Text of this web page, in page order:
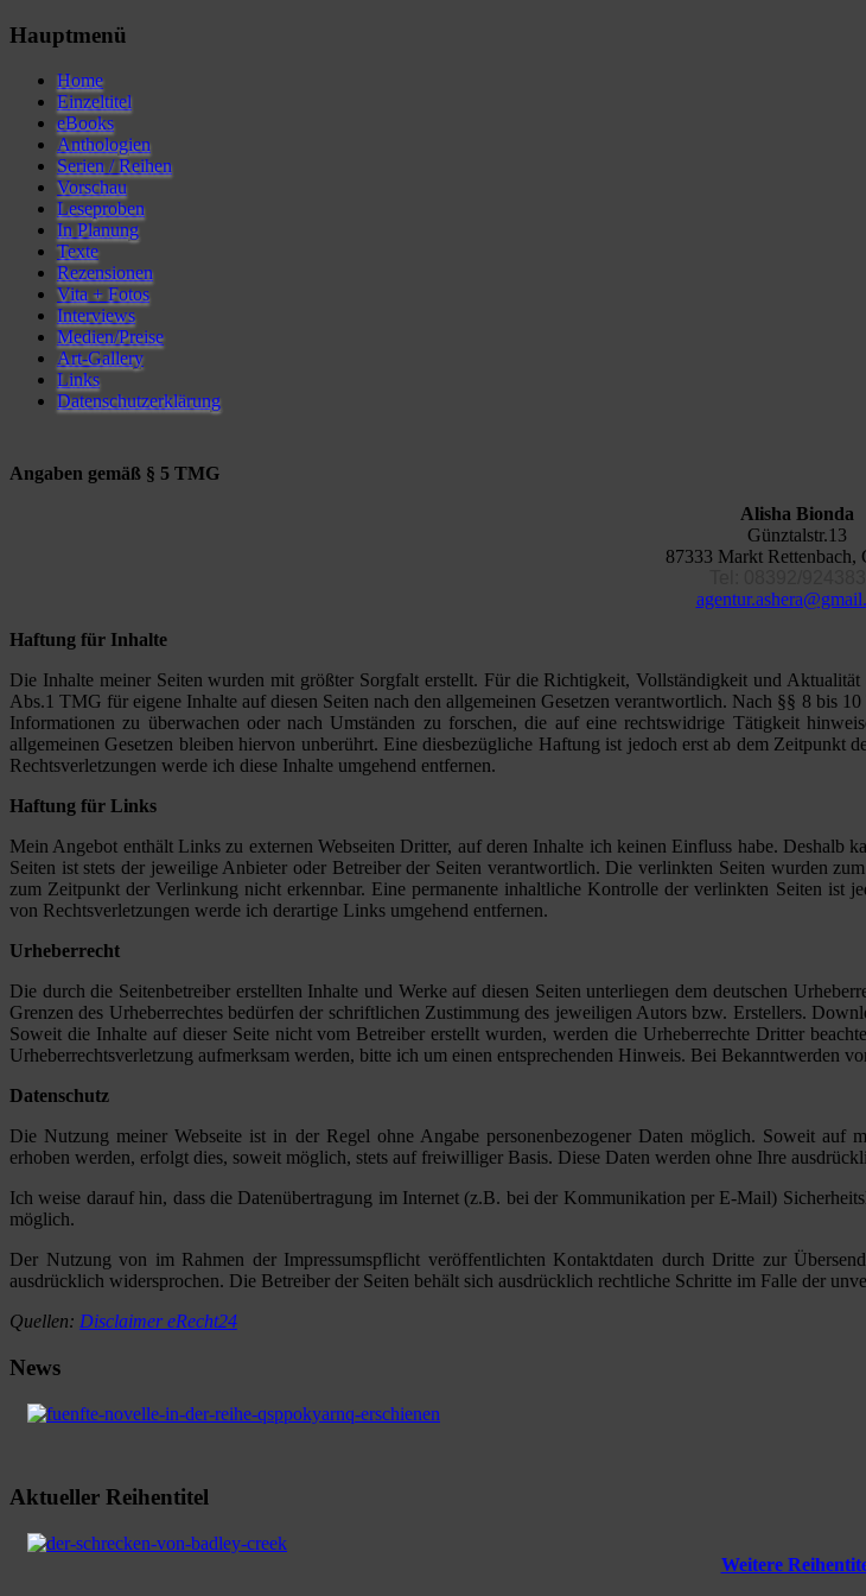
Hauptmenü
Home
Einzeltitel
eBooks
Anthologien
Serien / Reihen
Vorschau
Leseproben
In Planung
Texte
Rezensionen
Vita + Fotos
Interviews
Medien/Preise
Art-Gallery
Links
Datenschutzerklärung
Angaben gemäß § 5 TMG
Alisha Bionda
Günztalstr.13
87333 Markt Rettenbach,
Haftung für Inhalte
Die Inhalte meiner Seiten wurden mit größter Sorgfalt erstellt. Für die Richtigkeit, Vollständigkeit und
Abs.1 TMG für eigene Inhalte auf diesen Seiten nach den allgemeinen Gesetzen verantwortlich. Nach §§ 8 bis
Informationen zu überwachen oder nach Umständen zu forschen, die auf eine rechtswidrige Tätigkeit
allgemeinen Gesetzen bleiben hiervon unberührt. Eine diesbezügliche Haftung ist jedoch erst ab dem
Rechtsverletzungen werde ich diese Inhalte umgehend entfernen.
Haftung für Links
Mein Angebot enthält Links zu externen Webseiten Dritter, auf deren Inhalte ich keinen Einfluss habe. Deshalb
Seiten ist stets der jeweilige Anbieter oder Betreiber der Seiten verantwortlich. Die verlinkten Seiten wurden
zum Zeitpunkt der Verlinkung nicht erkennbar. Eine permanente inhaltliche Kontrolle der verlinkten Seiten ist
von Rechtsverletzungen werde ich derartige Links umgehend entfernen.
Urheberrecht
Die durch die Seitenbetreiber erstellten Inhalte und Werke auf diesen Seiten unterliegen dem deutschen
Grenzen des Urheberrechtes bedürfen der schriftlichen Zustimmung des jeweiligen Autors bzw. Erstellers.
Soweit die Inhalte auf dieser Seite nicht vom Betreiber erstellt wurden, werden die Urheberrechte Dritter
Urheberrechtsverletzung aufmerksam werden, bitte ich um einen entsprechenden Hinweis. Bei Bekanntwerden
Datenschutz
Die Nutzung meiner Webseite ist in der Regel ohne Angabe personenbezogener Daten möglich. Soweit auf
erhoben werden, erfolgt dies, soweit möglich, stets auf freiwilliger Basis. Diese Daten werden ohne Ihre
Ich weise darauf hin, dass die Datenübertragung im Internet (z.B. bei der Kommunikation per E-Mail)
möglich.
Der Nutzung von im Rahmen der Impressumspflicht veröffentlichten Kontaktdaten durch Dritte zur
ausdrücklich widersprochen. Die Betreiber der Seiten behält sich ausdrücklich rechtliche Schritte im Falle der
Quellen: Disclaimer eRecht24
News
Aktueller Reihentitel
Weitere